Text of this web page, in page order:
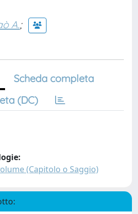
A.;
Scheda completa
(DC)
(Capitolo o Saggio)